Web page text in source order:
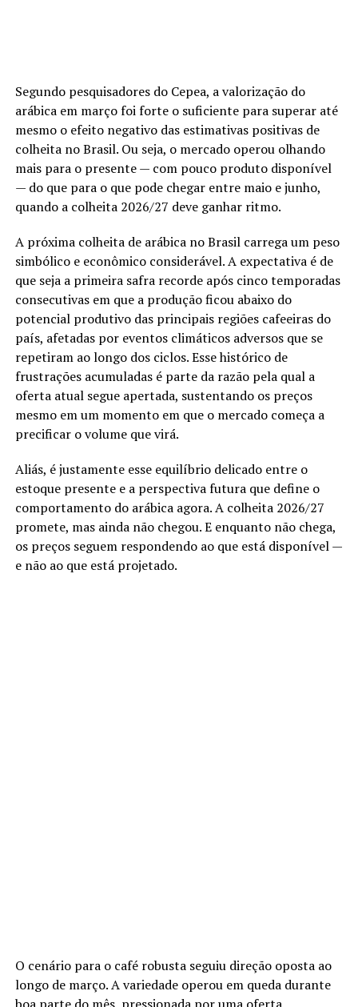
Segundo pesquisadores do Cepea, a valorização do
arábica em março foi forte o suficiente para superar até
mesmo o efeito negativo das estimativas positivas de
colheita no Brasil. Ou seja, o mercado operou olhando
mais para o presente — com pouco produto disponível
— do que para o que pode chegar entre maio e junho,
quando a colheita 2026/27 deve ganhar ritmo.
A próxima colheita de arábica no Brasil carrega um peso
simbólico e econômico considerável. A expectativa é de
que seja a primeira safra recorde após cinco temporadas
consecutivas em que a produção ficou abaixo do
potencial produtivo das principais regiões cafeeiras do
país, afetadas por eventos climáticos adversos que se
repetiram ao longo dos ciclos. Esse histórico de
frustrações acumuladas é parte da razão pela qual a
oferta atual segue apertada, sustentando os preços
mesmo em um momento em que o mercado começa a
precificar o volume que virá.
Aliás, é justamente esse equilíbrio delicado entre o
estoque presente e a perspectiva futura que define o
comportamento do arábica agora. A colheita 2026/27
promete, mas ainda não chegou. E enquanto não chega,
os preços seguem respondendo ao que está disponível —
e não ao que está projetado.
O cenário para o café robusta seguiu direção oposta ao
longo de março. A variedade operou em queda durante